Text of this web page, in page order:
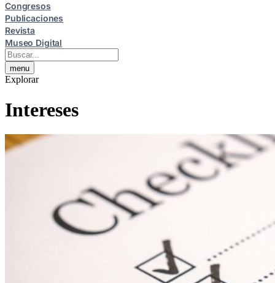
Congresos
Publicaciones
Revista
Museo Digital
menu
Explorar
Intereses